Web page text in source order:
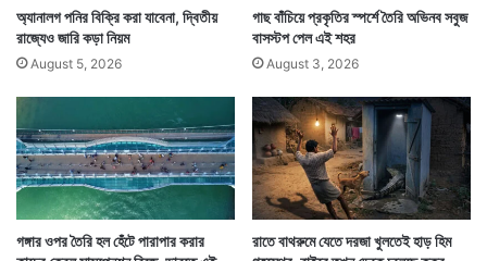
অ্যানালগ পনির বিক্রি করা যাবেনা, দ্বিতীয়
রাজ্যেও জারি কড়া নিয়ম
August 5, 2026
গাছ বাঁচিয়ে প্রকৃতির স্পর্শে তৈরি অভিনব সবুজ
বাসস্টপ পেল এই শহর
August 3, 2026
গঙ্গার ওপর তৈরি হল হেঁটে পারাপার করার
রাতে বাথরুমে যেতে দরজা খুলতেই হাড় হিম